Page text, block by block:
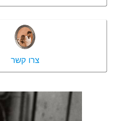
צרו קשר